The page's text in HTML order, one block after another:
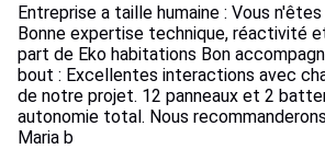
Entreprise a taille humaine : Vous n'êtes
Bonne expertise technique, réactivité
part de Eko habitations Bon
bout : Excellentes interactions avec
de notre projet. 12 panneaux et 2
autonomie total. Nous
Maria b